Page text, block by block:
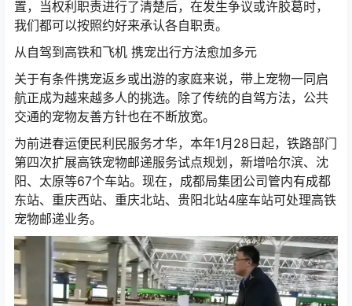
有据可依。”林小明提示顾客，合同中两头最好约好清楚详
职责分担和处置，以及宠物伤人或许受伤的职责分担与处
置，当权利职责进行了清楚后，在发生争议或许胶葛时，
我们都可以按照约好来承认各自职责。
从自驾到高铁和飞机 携宠出行方法愈加多元
关于有条件携宠返乡或出游的家庭来说，带上宠物一同启
航正成为越来越多人的挑选。除了传统的自驾方法，公共
交通的宠物友善方针也在不断放宽。
为前进春运便民利民服务才华，本年1月28日起，铁路部门
第四次扩展高铁宠物邮递服务试点规划，新增哈尔滨、沈
阳、太原等67个车站。现在，成都局集团公司管内有成都
东站、重庆西站、重庆北站、贵阳北站4座车站可处理高铁
宠物邮递业务。